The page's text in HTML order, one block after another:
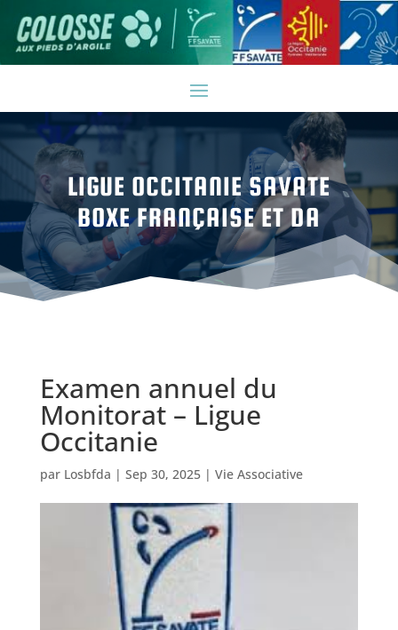
LIGUE OCCITANIE SAVATE
BOXE FRANÇAISE ET DA
Examen annuel du
Monitorat – Ligue
Occitanie
par Losbfda | Sep 30, 2025| Vie Associative